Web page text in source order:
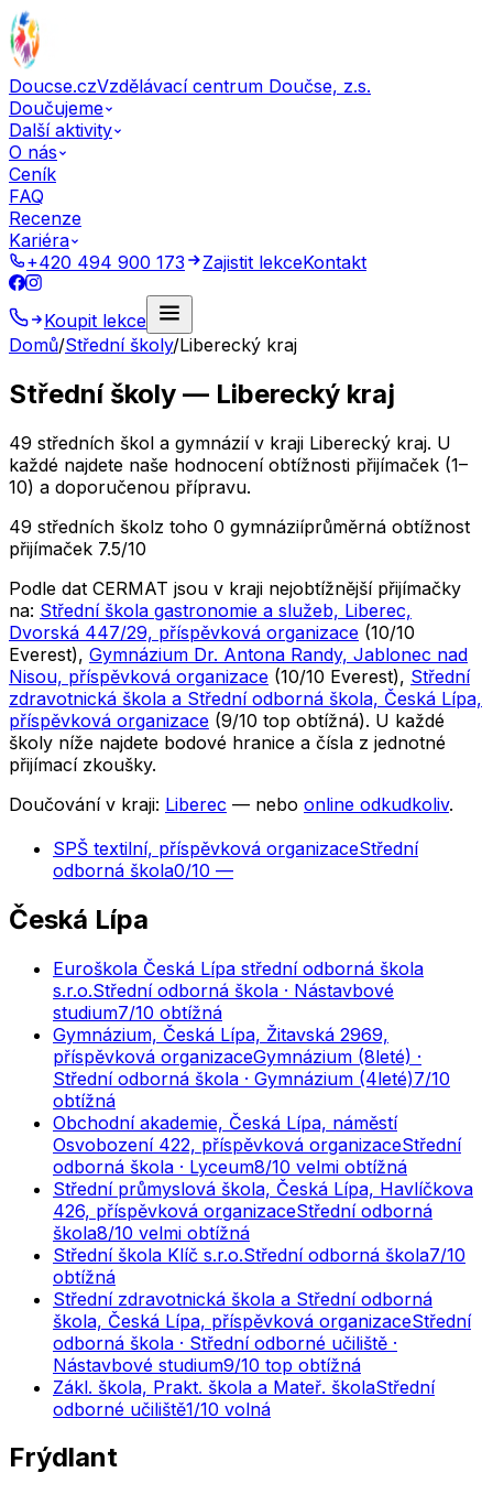
Doucse.czVzdělávací centrum Doučse, z.s.
Doučujeme
Další aktivity
O nás
Ceník
FAQ
Recenze
Kariéra
+420 494 900 173
Zajistit lekceKontakt
Koupit lekce
Domů/Střední školy/Liberecký kraj
Střední školy — Liberecký kraj
49 středních škol a gymnázií v kraji Liberecký kraj. U
každé najdete naše hodnocení obtížnosti přijímaček (1–
10) a doporučenou přípravu.
49 středních školz toho 0 gymnáziíprůměrná obtížnost
přijímaček 7.5/10
Podle dat CERMAT jsou v kraji nejobtížnější přijímačky
na: Střední škola gastronomie a služeb, Liberec,
Dvorská 447/29, příspěvková organizace (10/10
Everest), Gymnázium Dr. Antona Randy, Jablonec nad
Nisou, příspěvková organizace (10/10 Everest), Střední
zdravotnická škola a Střední odborná škola, Česká Lípa,
příspěvková organizace (9/10 top obtížná). U každé
školy níže najdete bodové hranice a čísla z jednotné
přijímací zkoušky.
Doučování v kraji: Liberec — nebo online odkudkoliv.
SPŠ textilní, příspěvková organizaceStřední
odborná škola0/10 —
Česká Lípa
Euroškola Česká Lípa střední odborná škola
s.r.o.Střední odborná škola · Nástavbové
studium7/10 obtížná
Gymnázium, Česká Lípa, Žitavská 2969,
příspěvková organizaceGymnázium (8leté) ·
Střední odborná škola · Gymnázium (4leté)7/10
obtížná
Obchodní akademie, Česká Lípa, náměstí
Osvobození 422, příspěvková organizaceStřední
odborná škola · Lyceum8/10 velmi obtížná
Střední průmyslová škola, Česká Lípa, Havlíčkova
426, příspěvková organizaceStřední odborná
škola8/10 velmi obtížná
Střední škola Klíč s.r.o.Střední odborná škola7/10
obtížná
Střední zdravotnická škola a Střední odborná
škola, Česká Lípa, příspěvková organizaceStřední
odborná škola · Střední odborné učiliště ·
Nástavbové studium9/10 top obtížná
Zákl. škola, Prakt. škola a Mateř. školaStřední
odborné učiliště1/10 volná
Frýdlant